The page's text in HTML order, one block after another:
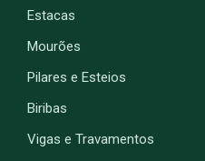
Estacas
Mourões
Pilares e Esteios
Biribas
Vigas e Travamentos